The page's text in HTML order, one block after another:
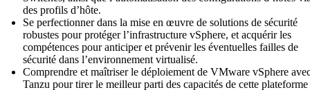
des profils d’hôte.
Se perfectionner dans la mise en œuvre de solutions de sécurité
robustes pour protéger l’infrastructure vSphere, et acquérir les
compétences pour anticiper et prévenir les éventuelles failles de
sécurité dans l’environnement virtualisé.
Comprendre et maîtriser le déploiement de VMware vSphere
Tanzu pour tirer le meilleur parti des capacités de cette plateforme